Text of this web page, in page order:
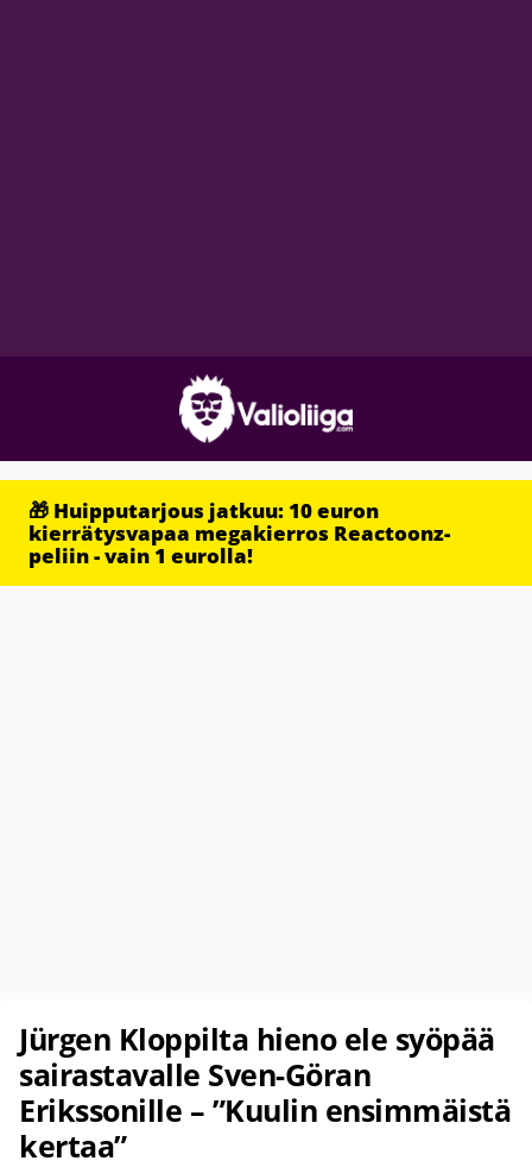
🎁 Huipputarjous jatkuu: 10 euron
kierrätysvapaa megakierros Reactoonz-
peliin - vain 1 eurolla!
Jürgen Kloppilta hieno ele syöpää
sairastavalle Sven-Göran
Erikssonille – ”Kuulin ensimmäistä
kertaa”